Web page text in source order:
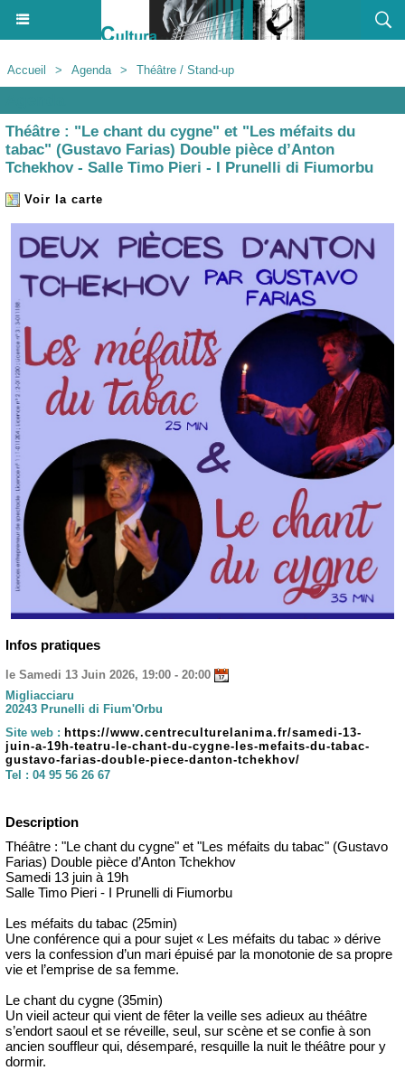
Accueil > Agenda > Théâtre / Stand-up
Théâtre : "Le chant du cygne" et "Les méfaits du
tabac" (Gustavo Farias) Double pièce d’Anton
Tchekhov - Salle Timo Pieri - I Prunelli di Fiumorbu
Voir la carte
Infos pratiques
le Samedi 13 Juin 2026, 19:00 - 20:00
Migliacciaru
20243 Prunelli di Fium'Orbu
Site web : https://www.centreculturelanima.fr/samedi-13-
juin-a-19h-teatru-le-chant-du-cygne-les-mefaits-du-tabac-
gustavo-farias-double-piece-danton-tchekhov/
Tel : 04 95 56 26 67
Description
Théâtre : "Le chant du cygne" et "Les méfaits du tabac" (Gustavo
Farias) Double pièce d’Anton Tchekhov
Samedi 13 juin à 19h
Salle Timo Pieri - I Prunelli di Fiumorbu
Les méfaits du tabac (25min)
Une conférence qui a pour sujet « Les méfaits du tabac » dérive
vers la confession d’un mari épuisé par la monotonie de sa propre
vie et l’emprise de sa femme.
Le chant du cygne (35min)
Un vieil acteur qui vient de fêter la veille ses adieux au théâtre
s’endort saoul et se réveille, seul, sur scène et se confie à son
ancien souffleur qui, désemparé, resquille la nuit le théâtre pour y
dormir.